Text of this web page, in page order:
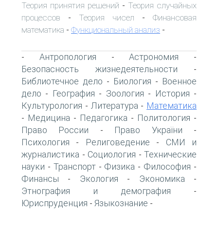
Теория принятия решений - Теория случайных
процессов - Теория чисел - Финансовая
математика - Функциональный анализ -
- Антропология -Астрономия -
Безопасность жизнедеятельности -
Библиотечное дело - Биология - Военное
дело - География - Зоология - История -
Культурология - Литература - Математика
- Медицина - Педагогика - Политология -
Право России - Право України -
Психология - Религоведение - СМИ и
журналистика - Социология - Технические
науки - Транспорт- Физика - Философия -
Финансы - Экология - Экономика -
Этнография и демография -
Юриспруденция - Языкознание -